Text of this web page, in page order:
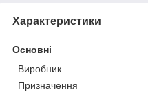
Характеристики
Основні
Виробник
Призначення